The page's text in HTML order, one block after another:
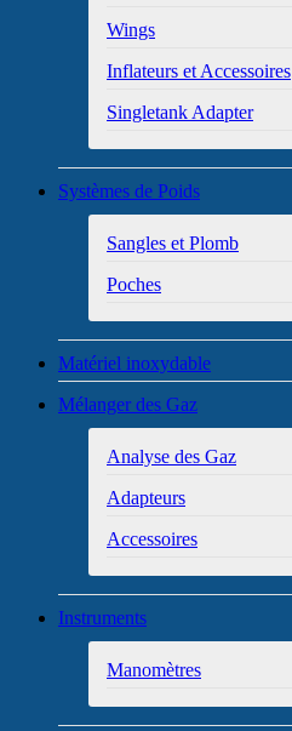
Wings
Inflateurs et Accessoires
Singletank Adapter
Systèmes de Poids
Sangles et Plomb
Poches
Matériel inoxydable
Mélanger des Gaz
Analyse des Gaz
Adapteurs
Accessoires
Instruments
Manomètres